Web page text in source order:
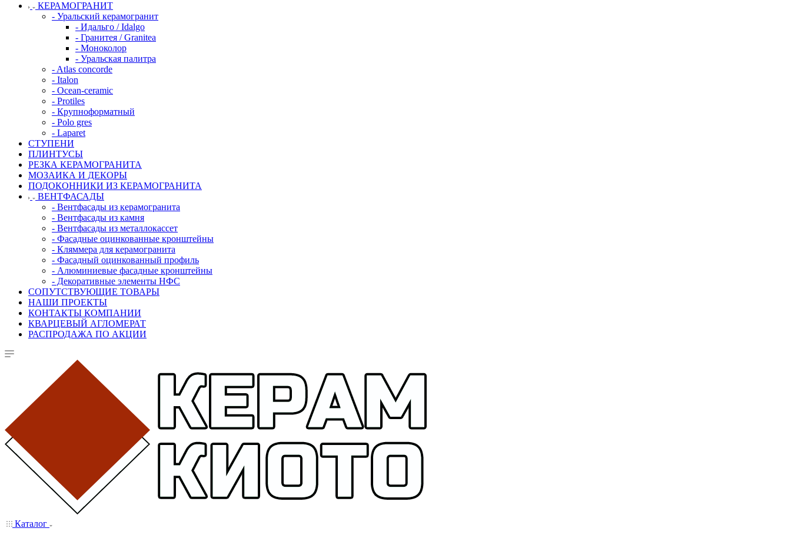
КЕРАМОГРАНИТ
- Уральский керамогранит
- Идальго / Idalgo
- Гранитея / Granitea
- Моноколор
- Уральская палитра
- Atlas concorde
- Italon
- Ocean-ceramic
- Protiles
- Крупноформатный
- Polo gres
- Laparet
СТУПЕНИ
ПЛИНТУСЫ
РЕЗКА КЕРАМОГРАНИТА
МОЗАИКА И ДЕКОРЫ
ПОДОКОННИКИ ИЗ КЕРАМОГРАНИТА
ВЕНТФАСАДЫ
- Вентфасады из керамогранита
- Вентфасады из камня
- Вентфасады из металлокассет
- Фасадные оцинкованные кронштейны
- Кляммера для керамогранита
- Фасадный оцинкованный профиль
- Алюминиевые фасадные кронштейны
- Декоративные элементы НФС
СОПУТСТВУЮЩИЕ ТОВАРЫ
НАШИ ПРОЕКТЫ
КОНТАКТЫ КОМПАНИИ
КВАРЦЕВЫЙ АГЛОМЕРАТ
РАСПРОДАЖА ПО АКЦИИ
Каталог